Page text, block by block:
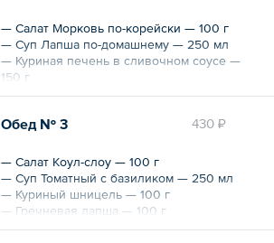
— Салат Морковь по-корейски — 100 г
— Суп Лапша по-домашнему — 250 мл
— Куриная печень в сливочном соусе —
150 г
— Гречка с грибами — 100 г
Общий вес – 640 г
430 ₽
Обед № 3
— Салат Коул-слоу — 100 г
— Суп Томатный с базиликом — 250 мл
— Куриный шницель — 100 г
— Гречневая лапша — 100 г
— Слойка с малиной — 40 г